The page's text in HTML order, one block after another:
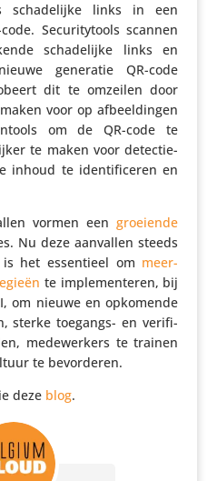
scha­de­lijke links in een
Secu­ri­ty­tools scannen
scha­de­lijke links en
generatie QR-code
dit te omzeilen door
voor op afbeel­dingen
om de QR-code te
te maken voor detec­tie­
inhoud te iden­ti­fi­ceren en
vormen eengroeiende
Nu deze aanvallen steeds
is het essen­tieel om meer­
te imple­men­teren, bij
om nieuwe en opkomende
sterke toegangs- en veri­fi­
mede­wer­kers te trainen
te bevorderen.
deze blog.